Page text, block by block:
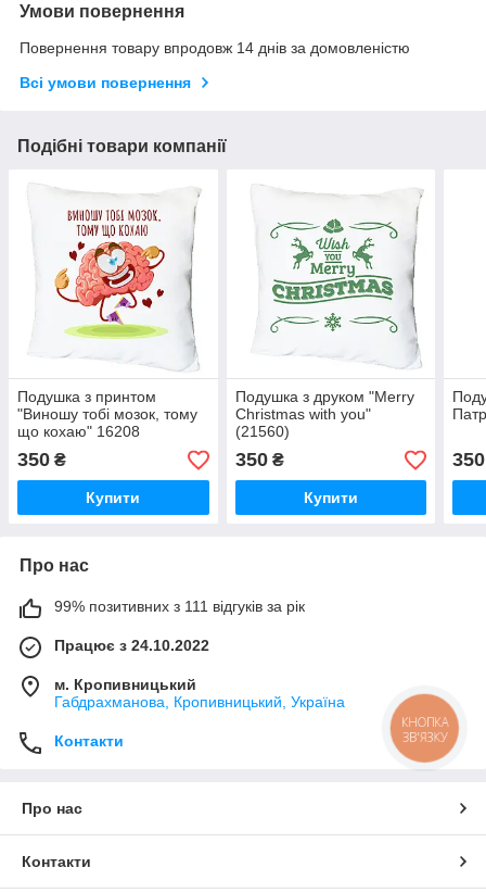
Умови повернення
Повернення товару впродовж 14 днів за домовленістю
Всі умови повернення
Подібні товари компанії
Подушка з принтом
"Виношу тобі мозок, тому
що кохаю" 16208
350 ₴
Купити
Подушка з друком "Merry
Christmas with you"
(21560)
350₴
Купити
350
Про нас
99% позитивних з 111 відгуків за рік
Працює з 24.10.2022
м. Кропивницький
Габдрахманова, Кропивницький, Україна
Контакти
Про нас
Контакти
КНОПКА
ЗВ'ЯЗКУ